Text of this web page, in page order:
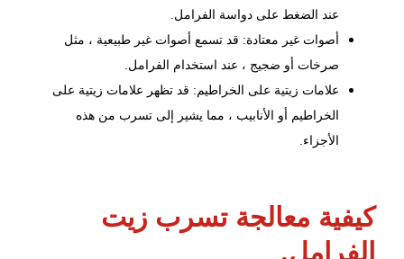
عند الضغط على دواسة الفرامل.
أصوات غير معتادة: قد تسمع أصوات غير طبيعية ، مثل
صرخات أو ضجيج ، عند استخدام الفرامل.
علامات زيتية على الخراطيم: قد تظهر علامات زيتية على
الخراطيم أو الأنابيب ، مما يشير إلى تسرب من هذه
الأجزاء.
كيفية معالجة تسرب زيت
الفرامل.